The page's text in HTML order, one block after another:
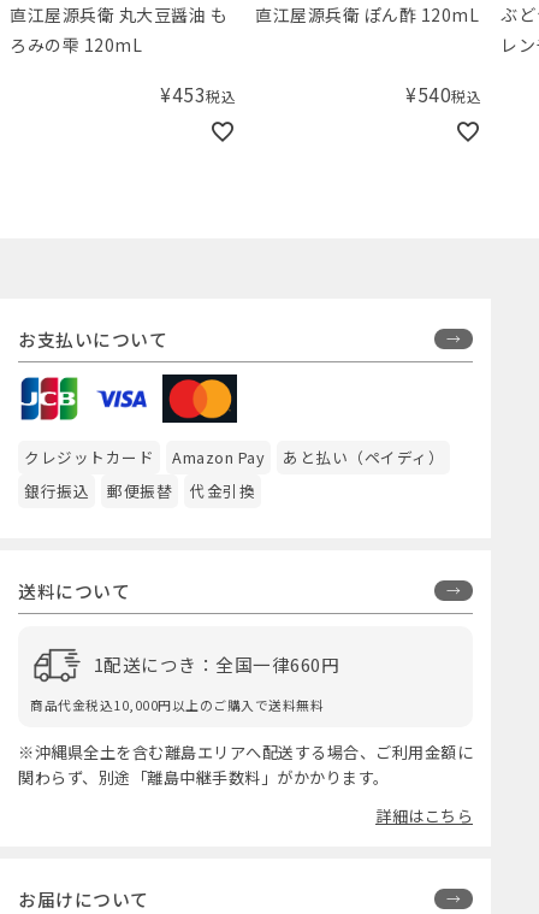
直江屋源兵衛 丸大豆醤油 も
ろみの雫 120mL
¥453税込
直江屋源兵衛 ぽん酢 120mL
¥540税込
ぶ
レ
お支払いについて
クレジットカード Amazon Pay
あと払い（ペイディ）
銀行振込
郵便振替 代金引換
送料について
1配送につき：全国一律660円
商品代金税込10,000円以上のご購入で送料無料
※沖縄県全土を含む離島エリアへ配送する場合、ご利用金額に
関わらず、別途「離島中継手数料」がかかります。
詳細はこちら
お届けについて